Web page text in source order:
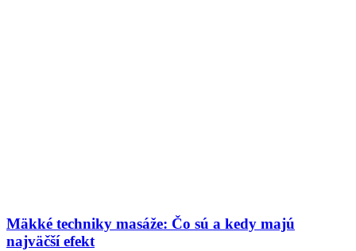
Mäkké techniky masáže: Čo sú a kedy majú
najväčší efekt